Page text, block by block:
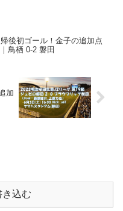
後初ゴール！金子の追加点
鳥栖 0-2 磐田
加
き込む